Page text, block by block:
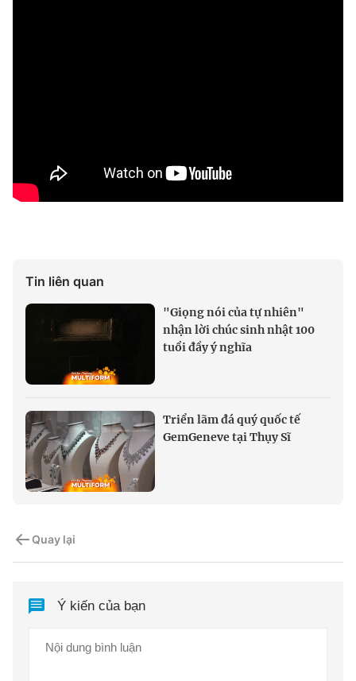
Tin liên quan
"Giọng nói của tự nhiên"
nhận lời chúc sinh nhật 100
tuổi đầy ý nghĩa
Triển lãm đá quý quốc tế
GemGeneve tại Thụy Sĩ
Quay lại
Ý kiến của bạn